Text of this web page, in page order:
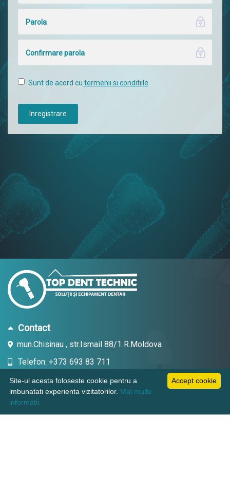
Sunt de acord cu termenii si conditiile
Inregistrare
Contact
mun.Chisinau , str.Ismail 88/1 R.Moldova
Telefon: +373 693 83 711
Email: topdent.technic@gmail.com
Accept cookie
Site-ul acesta foloseste cookie pentru a
imbunatati experienta vizitatorilor. Mai multe
informatii